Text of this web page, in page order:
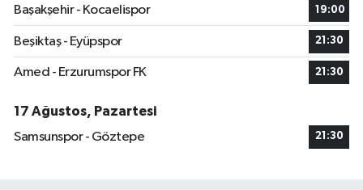
Başakşehir - Kocaelispor
19:00
Beşiktaş - Eyüpspor 21:30
Amed - Erzurumspor FK 21:30
17 Ağustos, Pazartesi
Samsunspor - Göztepe
21:30